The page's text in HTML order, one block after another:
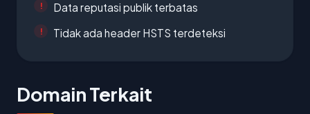
Data reputasi publik terbatas
Tidak ada header HSTS terdeteksi
Domain Terkait